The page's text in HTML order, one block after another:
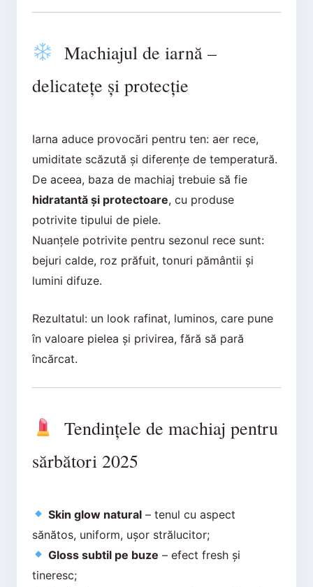
Machiajul de iarnă –
delicatețe și protecție
Iarna aduce provocări pentru ten: aer rece,
umiditate scăzută și diferențe de temperatură.
De aceea, baza de machiaj trebuie să fie
hidratantă și protectoare, cu produse
potrivite tipului de piele.
Nuanțele potrivite pentru sezonul rece sunt:
bejuri calde, roz prăfuit, tonuri pământii și
lumini difuze.
Rezultatul: un look rafinat, luminos, care pune
în valoare pielea și privirea, fără să pară
încărcat.
Tendințele de machiaj pentru
sărbători 2025
Skin glow natural – tenul cu aspect
sănătos, uniform, ușor strălucitor;
Gloss subtil pe buze – efect fresh și
tineresc;